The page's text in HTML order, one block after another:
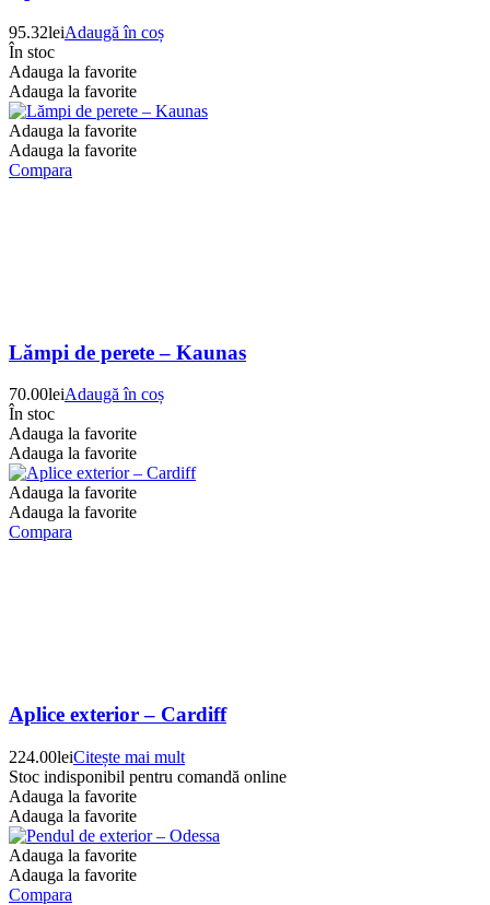
95.32leiAdaugă în coș
În stoc
Adauga la favorite
Adauga la favorite
Adauga la favorite
Adauga la favorite
Compara
Lămpi de perete – Kaunas
70.00leiAdaugă în coș
În stoc
Adauga la favorite
Adauga la favorite
Adauga la favorite
Adauga la favorite
Compara
Aplice exterior – Cardiff
224.00leiCitește mai mult
Stoc indisponibil pentru comandă online
Adauga la favorite
Adauga la favorite
Adauga la favorite
Adauga la favorite
Compara